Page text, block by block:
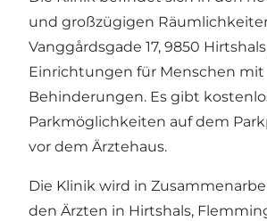
und großzügigen
Vanggårdsgade 17, 9850
Einrichtungen für Menschen mit
Behinderungen. Es gibt
Parkmöglichkeiten auf dem
vor dem Ärztehaus.
Die Klinik wird in
den Ärzten in Hirtshals,